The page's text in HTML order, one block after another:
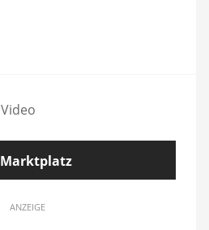
Video
Marktplatz
ANZEIGE